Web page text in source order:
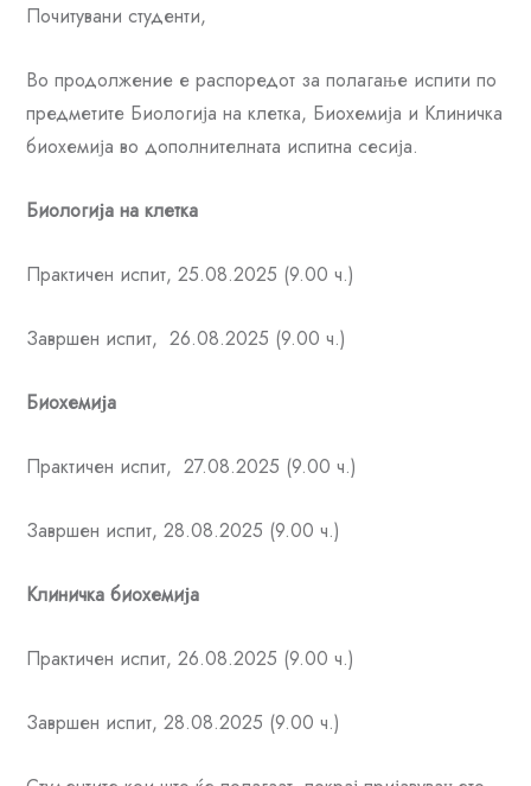
Почитувани студенти,
Во продолжение е распоредот за полагање испити по
предметите Биологија на клетка, Биохемија и Клиничка
биохемија во дополнителната испитна сесија.
Биологија на клетка
Практичен испит, 25.08.2025 (9.00 ч.)
Завршен испит, 26.08.2025 (9.00 ч.)
Биохемија
Практичен испит, 27.08.2025 (9.00 ч.)
Завршен испит, 28.08.2025 (9.00 ч.)
Клиничка биохемија
Практичен испит, 26.08.2025 (9.00 ч.)
Завршен испит, 28.08.2025 (9.00 ч.)